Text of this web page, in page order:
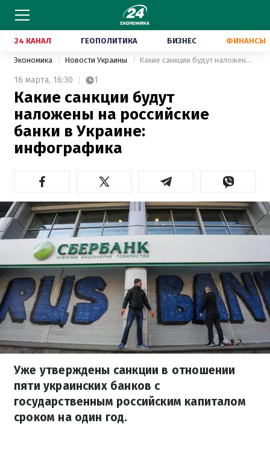
24 КАНАЛ ГЕОПОЛИТИКА БИЗНЕС ФИНАНСЫ
Экономика Новости Украины Какие санкции будут наложены на российские банки в Украине: инфографика
16 марта, 16:30 1
Какие санкции будут
наложены на российские
банки в Украине:
инфографика
Уже утверждены санкции в отношении
пяти украинских банков с
государственным российским капиталом
сроком на один год.